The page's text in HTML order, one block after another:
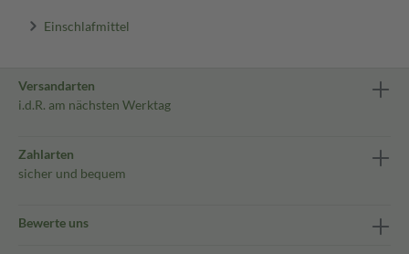
Einschlafmittel
Versandarten
i.d.R. am nächsten Werktag
Zahlarten
sicher und bequem
Bewerte uns